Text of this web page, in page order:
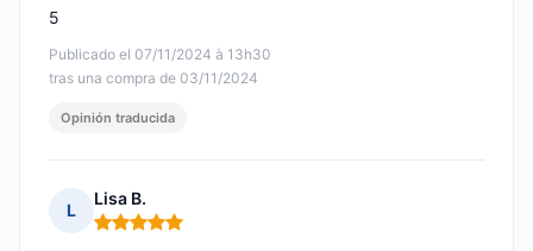
Publicado el 07/11/2024 à 13h30
tras una compra de 03/11/2024
5
Opinión traducida
L
Lisa B.
Nota: 5 de 5